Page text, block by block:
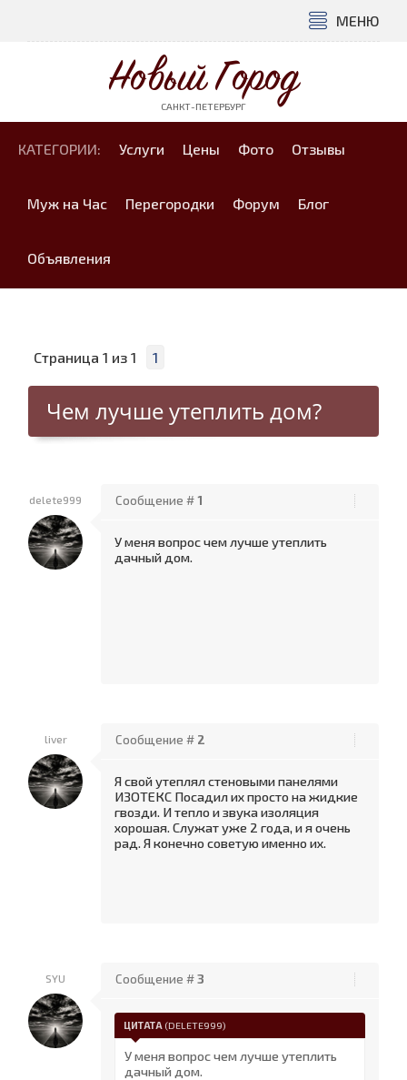
МЕНЮ
Новый Город
САНКТ-ПЕТЕРБУРГ
КАТЕГОРИИ: Услуги Цены Фото Отзывы
Муж на Час Перегородки Форум Блог
Объявления
Страница 1 из 1 1
Чем лучше утеплить дом?
delete999 Сообщение #1
У меня вопрос чем лучше утеплить
дачный дом.
liver Сообщение # 2
Я свой утеплял стеновыми панелями
ИЗОТЕКС Посадил их просто на жидкие
гвозди. И тепло и звука изоляция
хорошая. Служат уже 2 года, и я очень
рад. Я конечно советую именно их.
SYU Сообщение #3
ЦИТАТА (DELETE999)
У меня вопрос чем лучше утеплить
дачный дом.